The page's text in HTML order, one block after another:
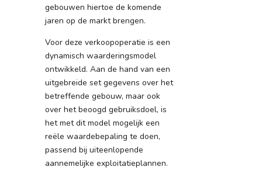
gebouwen hiertoe de komende
jaren op de markt brengen.
Voor deze verkoopoperatie is een
dynamisch waarderingsmodel
ontwikkeld. Aan de hand van een
uitgebreide set gegevens over het
betreffende gebouw, maar ook
over het beoogd gebruiksdoel, is
het met dit model mogelijk een
reële waardebepaling te doen,
passend bij uiteenlopende
aannemelijke exploitatieplannen.